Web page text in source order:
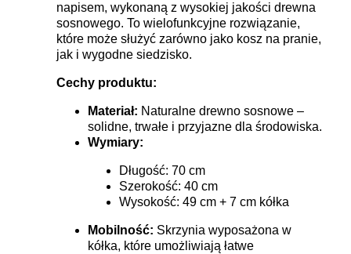
napisem, wykonaną z wysokiej jakości drewna
sosnowego. To wielofunkcyjne rozwiązanie,
które może służyć zarówno jako kosz na pranie,
jak i wygodne siedzisko.
Cechy produktu:
Materiał: Naturalne drewno sosnowe –
solidne, trwałe i przyjazne dla środowiska.
Wymiary:
Długość: 70 cm
Szerokość: 40 cm
Wysokość: 49 cm + 7 cm kółka
Mobilność: Skrzynia wyposażona w
kółka, które umożliwiają łatwe